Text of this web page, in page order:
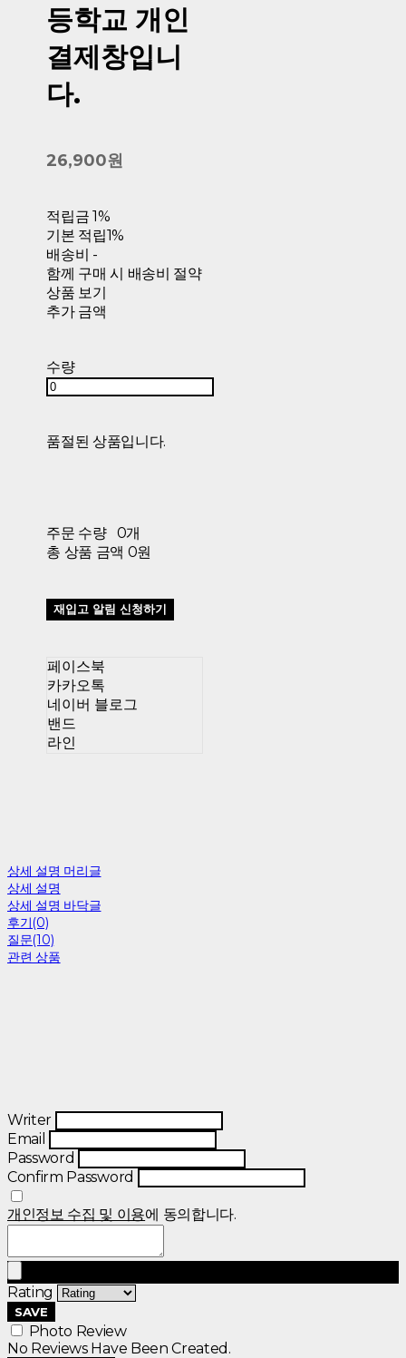
등학교 개인
결제창입니
다.
26,900원
적립금 1%
기본 적립1%
배송비 -
함께 구매 시 배송비 절약
상품 보기
추가 금액
수량
품절된 상품입니다.
주문 수량
0개
총 상품 금액 0원
재입고 알림 신청하기
페이스북
카카오톡
네이버 블로그
밴드
라인
상세 설명 머리글
상세 설명
상세 설명 바닥글
후기(0)
질문(10)
관련 상품
Writer
Email
Password
Confirm Password
개인정보 수집 및 이용에 동의합니다.
Rating
SAVE
Photo Review
No Reviews Have Been Created.